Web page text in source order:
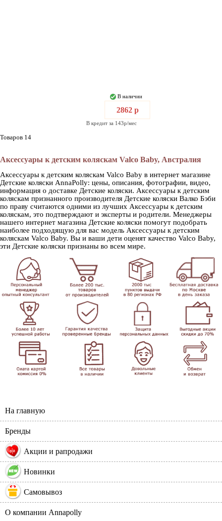
В наличии
2862 р
В кредит за 143р/мес
Товаров 14
Аксессуары к детским коляскам Valco Baby, Австралия
Аксессуары к детским коляскам Valco Baby в интернет магазине
Детские коляски AnnaPolly: цены, описания, фотографии, видео,
информация о доставке Детские коляски. Аксессуары к детским
коляскам признанного производителя Детские коляски Валко Бэби
по праву считаются одними из лучших Аксессуары к детским
коляскам, это подтверждают и эксперты и родители. Менеджеры
нашего интернет магазина Детские коляски помогут подобрать
наиболее подходящую для вас модель Аксессуары к детским
коляскам Valco Baby. Вы и ваши дети оценят качество Valco Baby,
эти Детские коляски признаны во всем мире.
На главную
Бренды
% Акции и рапродажи
Новинки
Самовывоз
О компании Annapolly